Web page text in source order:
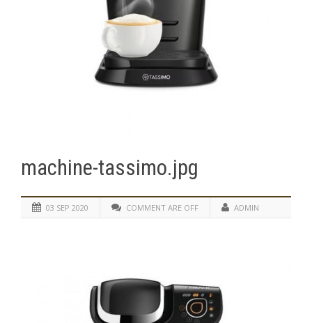
machine-tassimo.jpg
03 SEP 2020 COMMENT ARE OFF ADMIN